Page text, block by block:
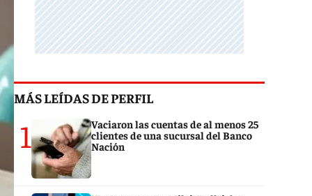
MÁS LEÍDAS DE PERFIL
1
Vaciaron las cuentas de al menos 25
clientes de una sucursal del Banco
Nación